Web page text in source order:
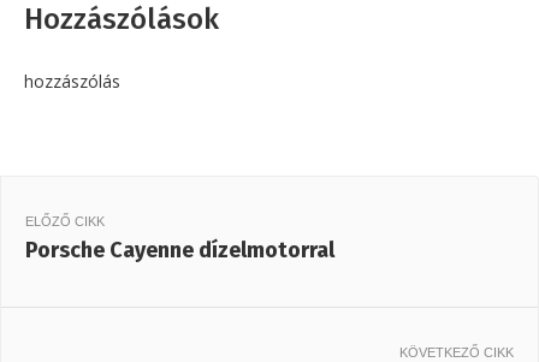
Hozzászólások
hozzászólás
ELŐZŐ CIKK
Porsche Cayenne dízelmotorral
KÖVETKEZŐ CIKK